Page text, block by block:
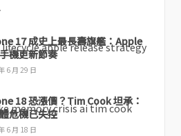
17 成史上最長壽旗艦：Apple
機更新節奏
6 月 29 日
18 恐漲價？Tim Cook 坦承：
危機已失控
6 月 18 日